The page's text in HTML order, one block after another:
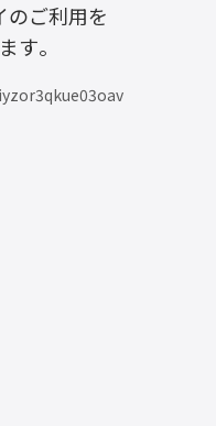
のご利用を
す。